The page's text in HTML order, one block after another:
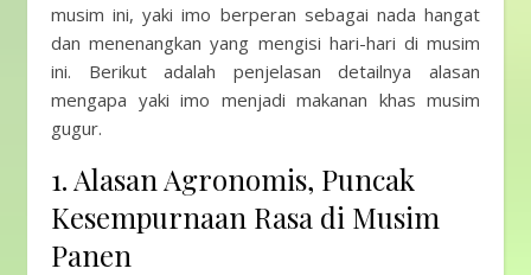
musim ini, yaki imo berperan sebagai nada hangat
dan menenangkan yang mengisi hari-hari di musim
ini. Berikut adalah penjelasan detailnya alasan
mengapa yaki imo menjadi makanan khas musim
gugur.
1. Alasan Agronomis, Puncak
Kesempurnaan Rasa di Musim
Panen